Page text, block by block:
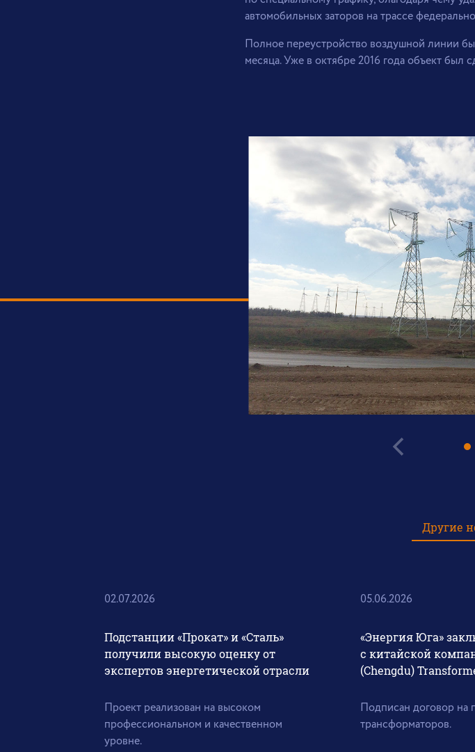
автомобильных заторов на трассе
Полное переустройство воздушной линии
месяца. Уже в октябре 2016 года объект был
Другие
02.07.2026
Подстанции «Прокат» и «Сталь»
получили высокую оценку от
экспертов энергетической отрасли
Проект реализован на высоком
профессиональном и качественном
уровне.
05.06.2026
«Энергия Юга»
с китайской
(Chengdu)
Подписан договор на
трансформаторов.